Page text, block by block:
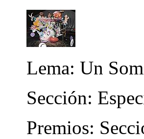
Lema: Un
Sección:
Premios: